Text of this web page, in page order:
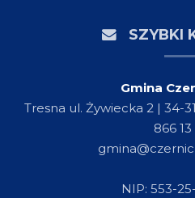
SZYBKI
Gmina
Tresna ul. Żywiecka 2 | 34-
866 13
NIP: 553-